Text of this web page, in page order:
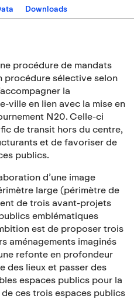
Downloads
procédure de mandats
procédure sélective selon
la
ville en lien avec la mise en
N20. Celle-ci
de transit hors du centre,
et de favoriser de
publics.
d’une image
large (périmètre de
de trois avant-projets
emblématiques
est de proposer trois
aménagements imaginés
refonte en profondeur
des lieux et passer des
espaces publics pour la
de ces trois espaces publics